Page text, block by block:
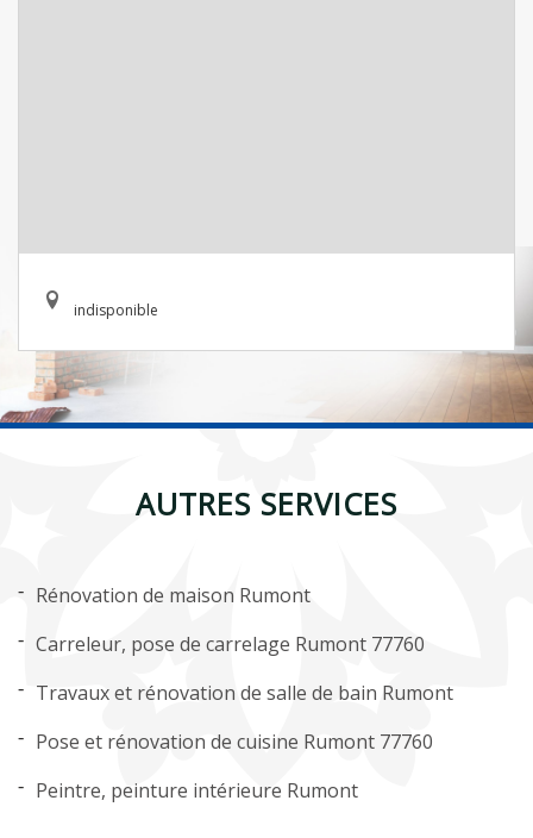
indisponible
AUTRES SERVICES
Rénovation de maison Rumont
Carreleur, pose de carrelage Rumont 77760
Travaux et rénovation de salle de bain Rumont
Pose et rénovation de cuisine Rumont 77760
Peintre, peinture intérieure Rumont